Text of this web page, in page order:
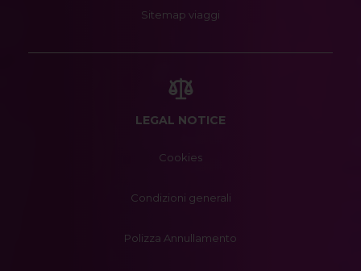
Sitemap viaggi
LEGAL NOTICE
Cookies
Condizioni generali
Polizza Annullamento